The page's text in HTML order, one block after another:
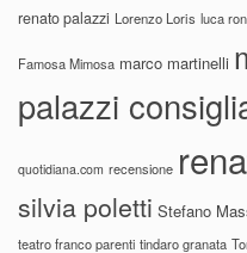
renato palazzi Lorenzo Loris luca
Famosa Mimosa marco martinelli
palazzi
quotidiana.com recensione
silvia poletti Stefano
teatro franco parenti tindaro granata